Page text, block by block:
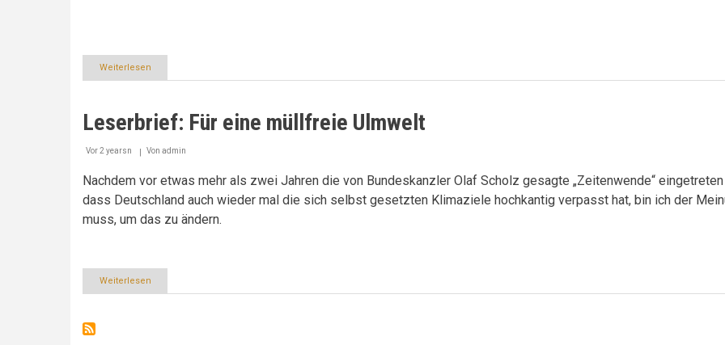
Weiterlesen
Kunststoffindustrie
die
nehmen
Leserbrief: Für eine müllfreie Ulmwelt
Vor 2 yearsn Von admin
Nachdem vor etwas mehr als zwei Jahren die von Bundeskanzler Olaf Scholz gesagte „Zeitenwende“
dass Deutschland auch wieder mal die sich selbst gesetzten Klimaziele hochkantig verpasst hat, bin ich der
muss, um das zu ändern.
Weiterlesen
Leserbrief: